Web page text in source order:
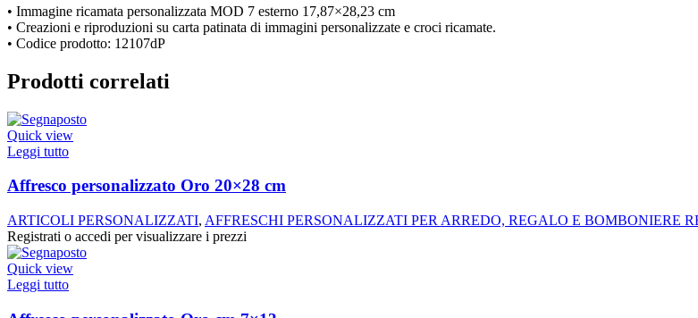
• Immagine ricamata personalizzata MOD 7 esterno 17,87×28,23 cm
• Creazioni e riproduzioni su carta patinata di immagini personalizzate e croci ricamate.
• Codice prodotto: 12107dP
Prodotti correlati
Quick view
Leggi tutto
Affresco personalizzato Oro 20×28 cm
ARTICOLI PERSONALIZZATI, AFFRESCHI PERSONALIZZATI PER ARREDO, REGALO E BOMBONIERE
Registrati o accedi per visualizzare i prezzi
Quick view
Leggi tutto